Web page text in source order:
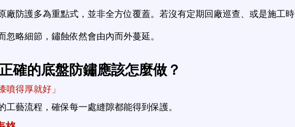
廠防護多為重點式，並非全方位覆蓋。若沒有定期回廠巡查、或是施工時
忽略細節，鏽蝕依然會由內而外蔓延。
確的底盤防鏽應該怎麼做？
噴得厚就好」
工藝流程，確保每一處縫隙都能得到保護。